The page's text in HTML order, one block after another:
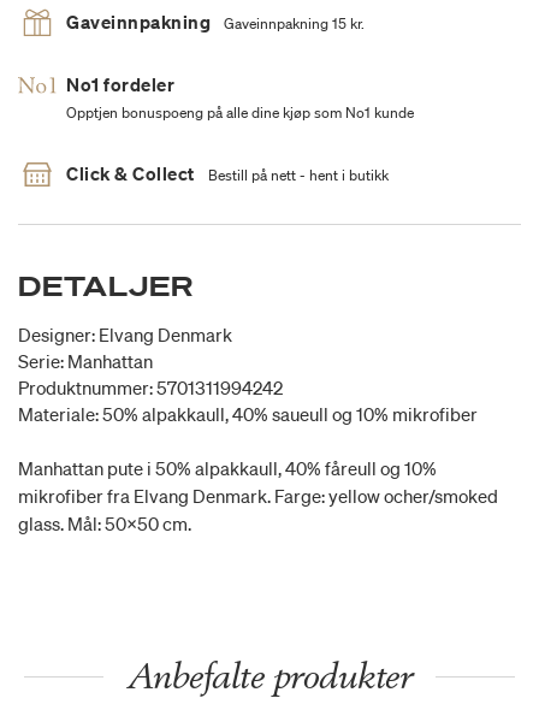
Gaveinnpakning Gaveinnpakning 15 kr.
No1 fordeler
Opptjen bonuspoeng på alle dine kjøp som No1 kunde
Click & Collect Bestill på nett - hent i butikk
DETALJER
Designer: Elvang Denmark
Serie: Manhattan
Produktnummer: 5701311994242
Materiale: 50% alpakkaull, 40% saueull og 10% mikrofiber
Manhattan pute i 50% alpakkaull, 40% fåreull og 10%
mikrofiber fra Elvang Denmark. Farge: yellow ocher/smoked
glass. Mål: 50x50 cm.
Anbefalte produkter